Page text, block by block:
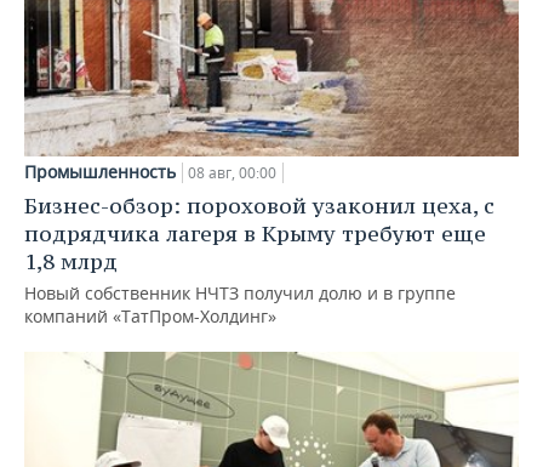
Промышленность 08 авг, 00:00
Бизнес-обзор: пороховой узаконил цеха, с
подрядчика лагеря в Крыму требуют еще
1,8 млрд
Новый собственник НЧТЗ получил долю и в группе
компаний «ТатПром-Холдинг»